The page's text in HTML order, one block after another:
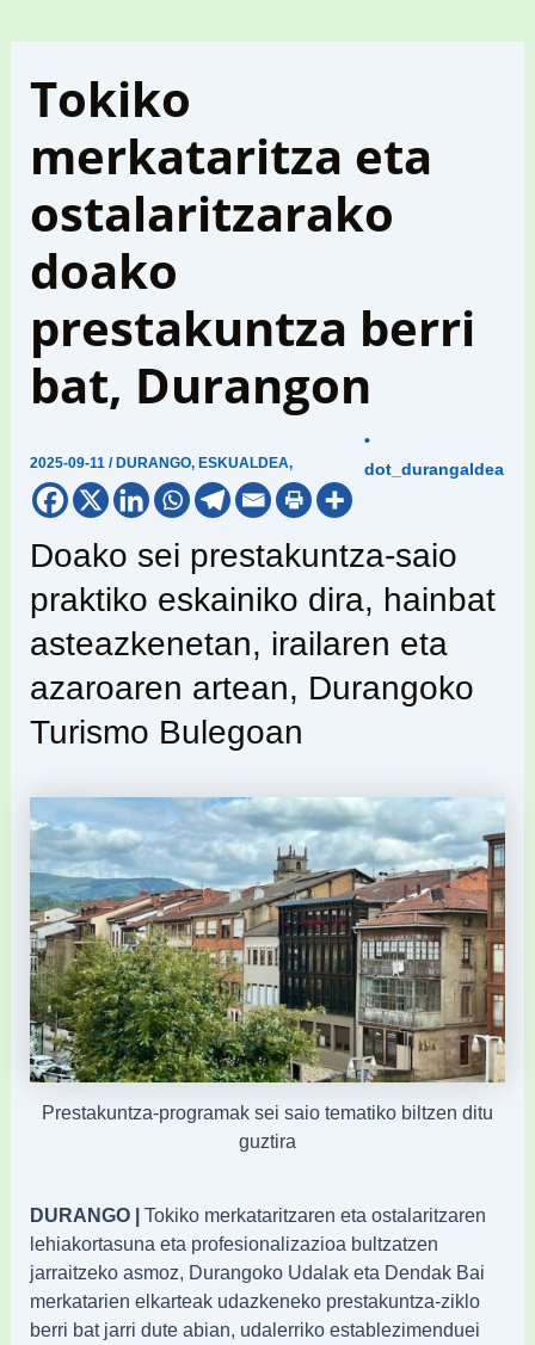
Tokiko
merkataritza eta
ostalaritzarako
doako
prestakuntza berri
bat, Durangon
2025-09-11/ DURANGO, ESKUALDEA,
•
dot_durangaldea
Doako sei prestakuntza-saio
praktiko eskainiko dira, hainbat
asteazkenetan, irailaren eta
azaroaren artean, Durangoko
Turismo Bulegoan
Prestakuntza-programak sei saio tematiko biltzen ditu
guztira
DURANGO |Tokiko merkataritzaren eta ostalaritzaren
lehiakortasuna eta profesionalizazioa bultzatzen
jarraitzeko asmoz, Durangoko Udalak eta Dendak Bai
merkatarien elkarteak udazkeneko prestakuntza-ziklo
berri bat jarri dute abian, udalerriko establezimenduei